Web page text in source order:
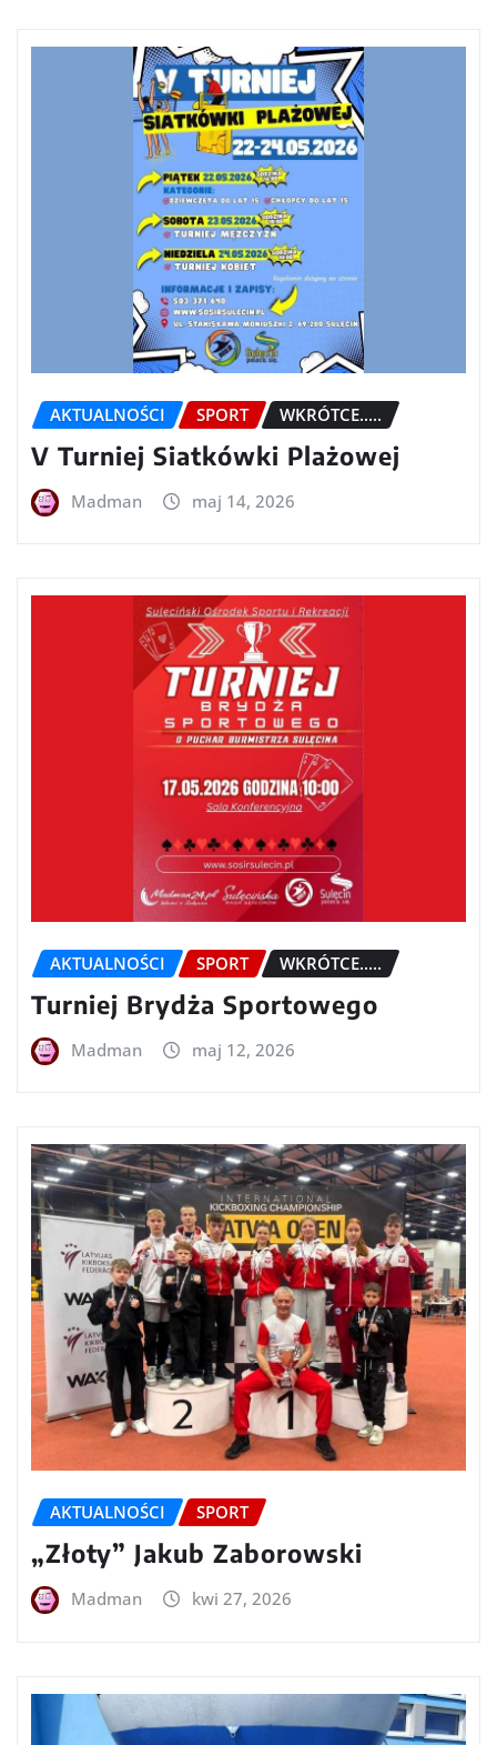
AKTUALNOŚCI SPORT WKRÓTCE.....
V Turniej Siatkówki Plażowej
Madman maj 14, 2026
AKTUALNOŚCI SPORT WKRÓTCE.....
Turniej Brydża Sportowego
Madman maj 12, 2026
AKTUALNOŚCI SPORT
„Złoty” Jakub Zaborowski
Madman kwi 27, 2026